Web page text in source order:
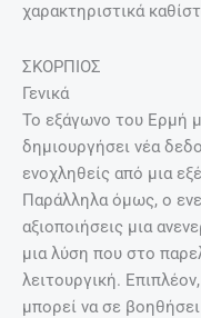
χαρακτηριστικά
ΣΚΟΡΠΙΟΣ
Γενικά
Το εξάγωνο του Ερμή
δημιουργήσει νέα
ενοχληθείς από μια
Παράλληλα όμως, ο
αξιοποιήσεις μια
μια λύση που στο
λειτουργική.
μπορεί να σε